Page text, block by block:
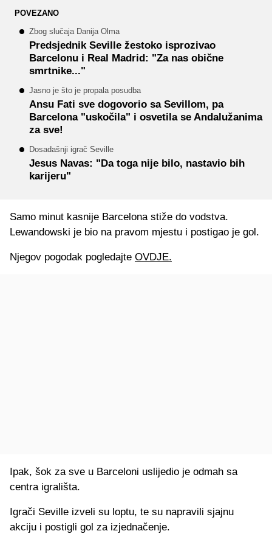
POVEZANO
Zbog slučaja Danija Olma
Predsjednik Seville žestoko isprozivao
Barcelonu i Real Madrid: "Za nas obične
smrtnike..."
Jasno je što je propala posudba
Ansu Fati sve dogovorio sa Sevillom, pa
Barcelona "uskočila" i osvetila se Andalužanima
za sve!
Dosadašnji igrač Seville
Jesus Navas: "Da toga nije bilo, nastavio bih
karijeru"
Samo minut kasnije Barcelona stiže do vodstva.
Lewandowski je bio na pravom mjestu i postigao je gol.
Njegov pogodak pogledajte OVDJE.
Ipak, šok za sve u Barceloni uslijedio je odmah sa
centra igrališta.
Igrači Seville izveli su loptu, te su napravili sjajnu
akciju i postigli gol za izjednačenje.